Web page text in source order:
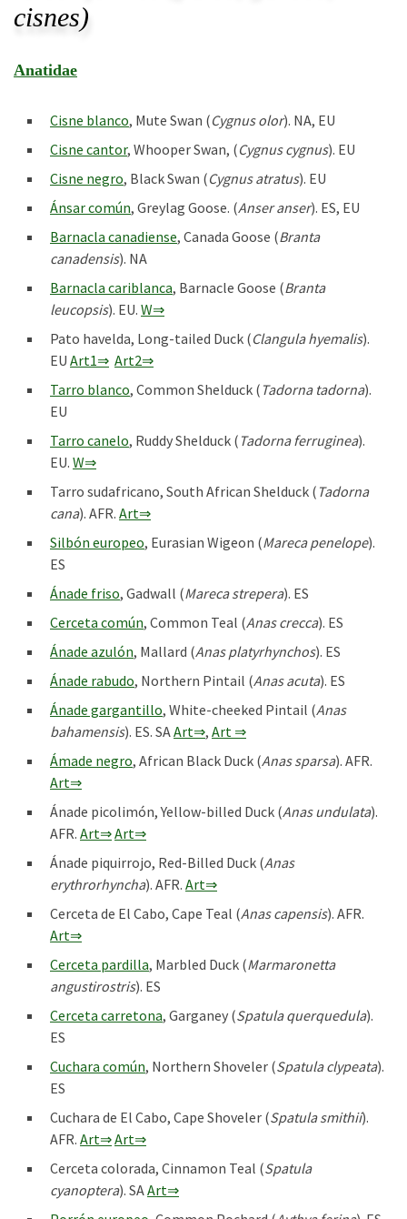
cisnes)
Anatidae
Cisne blanco, Mute Swan (Cygnus olor). NA, EU
Cisne cantor, Whooper Swan, (Cygnus cygnus). EU
Cisne negro, Black Swan (Cygnus atratus). EU
Ánsar común, Greylag Goose. (Anser anser). ES, EU
Barnacla canadiense, Canada Goose (Branta
canadensis). NA
Barnacla cariblanca, Barnacle Goose (Branta
leucopsis). EU. W⇒
Pato havelda, Long-tailed Duck (Clangula hyemalis).
EU Art1⇒ Art2⇒
Tarro blanco, Common Shelduck ( Tadorna tadorna).
EU
Tarro canelo, Ruddy Shelduck ( Tadorna ferruginea).
EU. W⇒
Tarro sudafricano, South African Shelduck ( Tadorna
cana). AFR. Art⇒
Silbón europeo, Eurasian Wigeon (Mareca penelope).
ES
Ánade friso, Gadwall (Mareca strepera). ES
Cerceta común, Common Teal (Anas crecca). ES
Ánade azulón, Mallard (Anas platyrhynchos). ES
Ánade rabudo, Northern Pintail (Anas acuta). ES
Ánade gargantillo, White-cheeked Pintail (Anas
bahamensis). ES. SAArt⇒, Art ⇒
Ámade negro, African Black Duck (Anas sparsa). AFR.
Art⇒
Ánade picolimón, Yellow-billed Duck (Anas undulata).
AFR. Art⇒Art⇒
Ánade piquirrojo, Red-Billed Duck (Anas
erythrorhyncha). AFR. Art⇒
Cerceta de El Cabo, Cape Teal (Anas capensis). AFR.
Art⇒
Cerceta pardilla, Marbled Duck (Marmaronetta
angustirostris). ES
Cerceta carretona, Garganey (Spatula querquedula).
ES
Cuchara común, Northern Shoveler (Spatula clypeata).
ES
Cuchara de El Cabo, Cape Shoveler (Spatula smithii).
AFR. Art⇒Art⇒
Cerceta colorada, Cinnamon Teal (Spatula
cyanoptera). SAArt⇒